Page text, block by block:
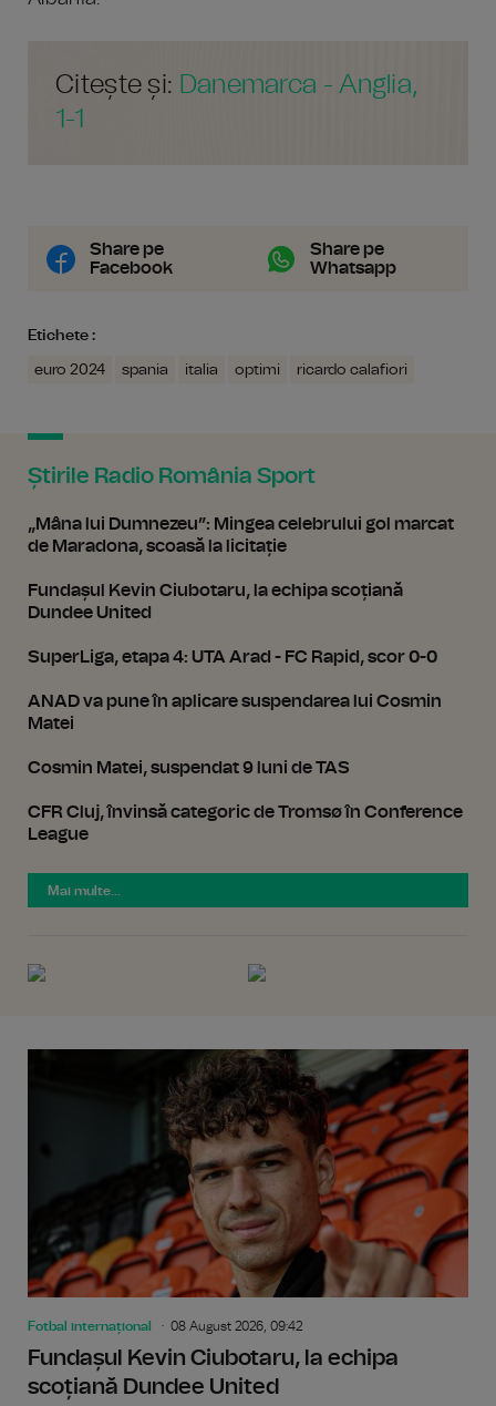
Citește și: Danemarca - Anglia,
1-1
Share pe
Facebook
Share pe
Whatsapp
Etichete :
euro 2024 spania italia optimi ricardo calafiori
Știrile Radio România Sport
„Mâna lui Dumnezeu”: Mingea celebrului gol marcat
de Maradona, scoasă la licitație
Fundașul Kevin Ciubotaru, la echipa scoțiană
Dundee United
SuperLiga, etapa 4: UTA Arad - FC Rapid, scor 0-0
ANAD va pune în aplicare suspendarea lui Cosmin
Matei
Cosmin Matei, suspendat 9 luni de TAS
CFR Cluj, învinsă categoric de Tromsø în Conference
League
Mai multe...
Fotbal internațional 08 August 2026, 09:42
Fundașul Kevin Ciubotaru, la echipa
scoțiană Dundee United